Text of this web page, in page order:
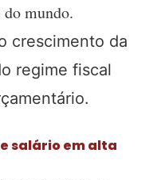
mundo.
crescimento da
regime fiscal
salário em alta